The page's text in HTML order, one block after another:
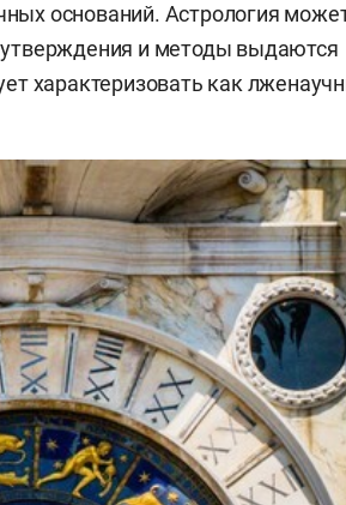
оснований. Астрология
утверждения и методы выдаются
характеризовать как